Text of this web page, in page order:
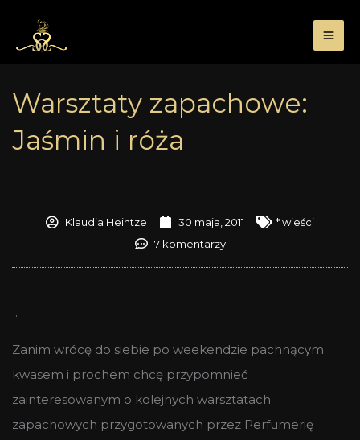
treści
Warsztaty zapachowe:
Jaśmin i róża
Klaudia Heintze 30 maja, 2011
* wieści
7 komentarzy
.
Zanim wrócę do siebie po weekendzie pachnącym
kwasem i prochem chcę przypomnieć
zainteresowanym o kolejnych warsztatach
zapachowych przygotowanych przez Perfumerię